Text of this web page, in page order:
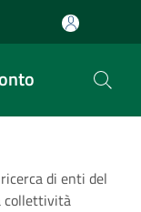
di enti del
collettività